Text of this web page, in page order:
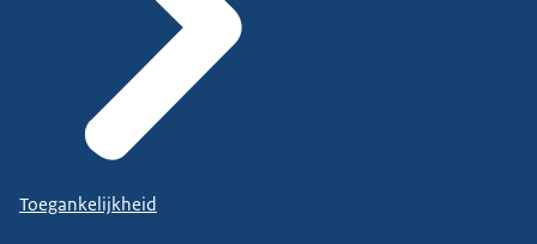
Toegankelijkheid